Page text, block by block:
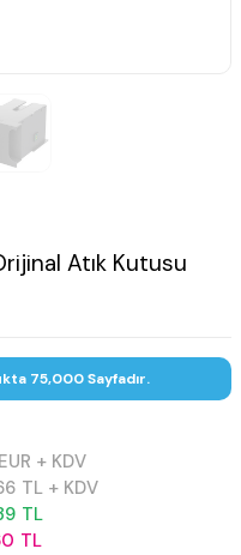
Atık Kutusu
75,000 Sayfadır.
EUR + KDV
TL + KDV
TL
TL